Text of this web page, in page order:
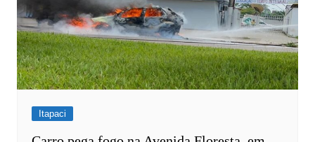
Itapaci